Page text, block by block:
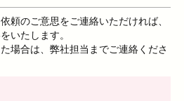
頼のご意思をご連絡いただければ、
いたします。
場合は、弊社担当までご連絡くださ